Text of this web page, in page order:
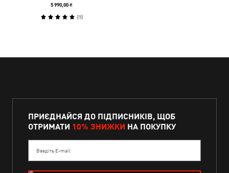
5 990,00 ₴
(1)
ПРИЄДНАЙСЯ ДО ПІДПИСНИКІВ, ЩОБ
ОТРИМАТИ 10% ЗНИЖКИ НА ПОКУПКУ
Введіть E-mail